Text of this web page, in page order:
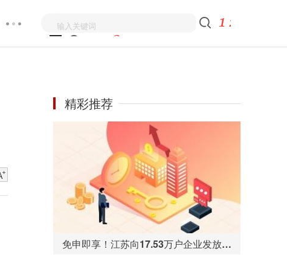
精彩推荐
免申即享！江苏向17.53万户企业发放失业保险稳岗返还资金